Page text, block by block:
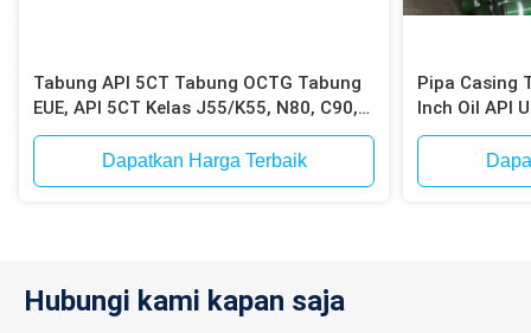
Tabung API 5CT Tabung OCTG Tabung
EUE, API 5CT Kelas J55/K55, N80, C90,
C95, P110, Berakhir EUE
Dapatkan Harga Terbaik
Pipa Casing
Inch Oil API
Hubungi kami kapan saja